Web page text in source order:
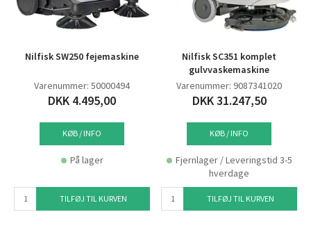
Nilfisk SW250 fejemaskine
Varenummer: 50000494
DKK 4.495,00
KØB / INFO
På lager
TILFØJ TIL KURVEN
Nilfisk SC351 komplet
gulvvaskemaskine
Varenummer: 9087341020
DKK 31.247,50
KØB / INFO
Fjernlager / Leveringstid 3-5
hverdage
TILFØJ TIL KURVEN